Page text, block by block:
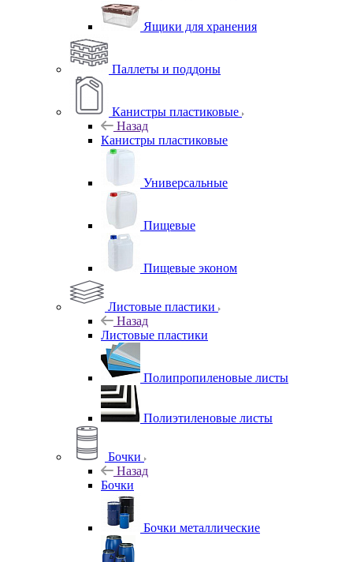
Ящики для хранения
Паллеты и поддоны
Канистры пластиковые
Назад
Канистры пластиковые
Универсальные
Пищевые
Пищевые эконом
Листовые пластики
Назад
Листовые пластики
Полипропиленовые листы
Полиэтиленовые листы
Бочки
Назад
Бочки
Бочки металлические